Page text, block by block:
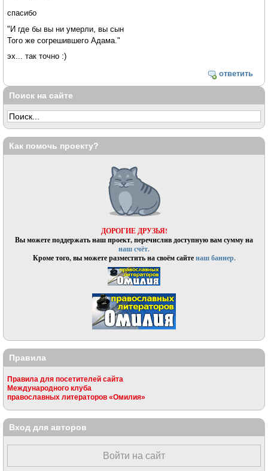
спасибо
"И где бы вы ни умерли, вы сын
Того же согрешившего Адама."
эх... так точно :)
ответить
Поиск на сайте
Как помочь проекту?
ДОРОГИЕ ДРУЗЬЯ!
Вы можете поддержать наш проект, перечислив доступную вам сумму на
наш счёт.
Кроме того, вы можете разместить на своём сайтенаш баннер.
Правила
Правила для посетителей сайта
Международного клуба
православных литераторов «Омилия»
Вход для авторов
Войти на сайт